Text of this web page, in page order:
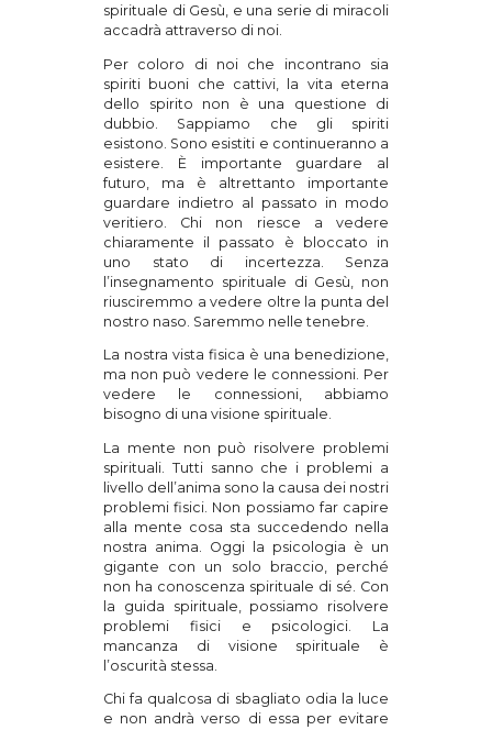
spirituale di Gesù, e una serie di miracoli
accadrà attraverso di noi.
Per coloro di noi che incontrano sia
spiriti buoni che cattivi, la vita eterna
dello spirito non è una questione di
dubbio. Sappiamo che gli spiriti
esistono. Sono esistiti e continueranno a
esistere. È importante guardare al
futuro, ma è altrettanto importante
guardare indietro al passato in modo
veritiero. Chi non riesce a vedere
chiaramente il passato è bloccato in
uno stato di incertezza. Senza
l’insegnamento spirituale di Gesù, non
riusciremmo a vedere oltre la punta del
nostro naso. Saremmo nelle tenebre.
La nostra vista fisica è una benedizione,
ma non può vedere le connessioni. Per
vedere le connessioni, abbiamo
bisogno di una visione spirituale.
La mente non può risolvere problemi
spirituali. Tutti sanno che i problemi a
livello dell’anima sono la causa dei nostri
problemi fisici. Non possiamo far capire
alla mente cosa sta succedendo nella
nostra anima. Oggi la psicologia è un
gigante con un solo braccio, perché
non ha conoscenza spirituale di sé. Con
la guida spirituale, possiamo risolvere
problemi fisici e psicologici. La
mancanza di visione spirituale è
l’oscurità stessa.
Chi fa qualcosa di sbagliato odia la luce
e non andrà verso di essa per evitare